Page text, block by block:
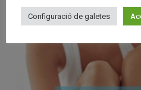
Configuració de galetes